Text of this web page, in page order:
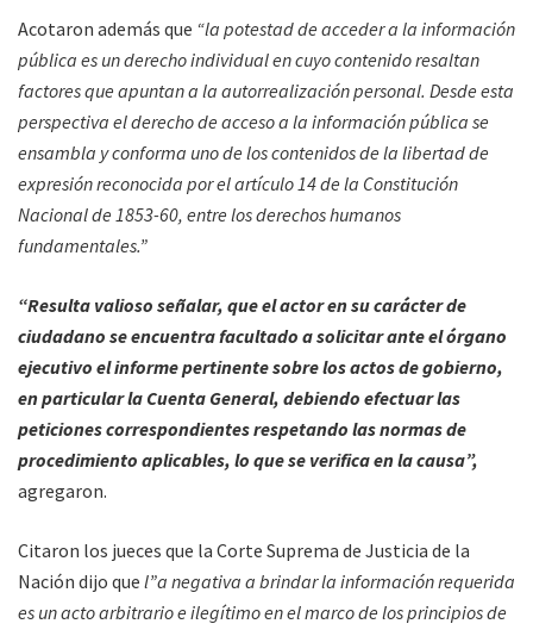
Acotaron además que “la potestad de acceder a la información
pública es un derecho individual en cuyo contenido resaltan
factores que apuntan a la autorrealización personal. Desde esta
perspectiva el derecho de acceso a la información pública se
ensambla y conforma uno de los contenidos de la libertad de
expresión reconocida por el artículo 14 de la Constitución
Nacional de 1853-60, entre los derechos humanos
fundamentales.”
“Resulta valioso señalar, que el actor en su carácter de
ciudadano se encuentra facultado a solicitar ante el órgano
ejecutivo el informe pertinente sobre los actos de gobierno,
en particular la Cuenta General, debiendo efectuar las
peticiones correspondientes respetando las normas de
procedimiento aplicables, lo que se verifica en la causa”,
agregaron.
Citaron los jueces que la Corte Suprema de Justicia de la
Nación dijo que l”a negativa a brindar la información requerida
es un acto arbitrario e ilegítimo en el marco de los principios de